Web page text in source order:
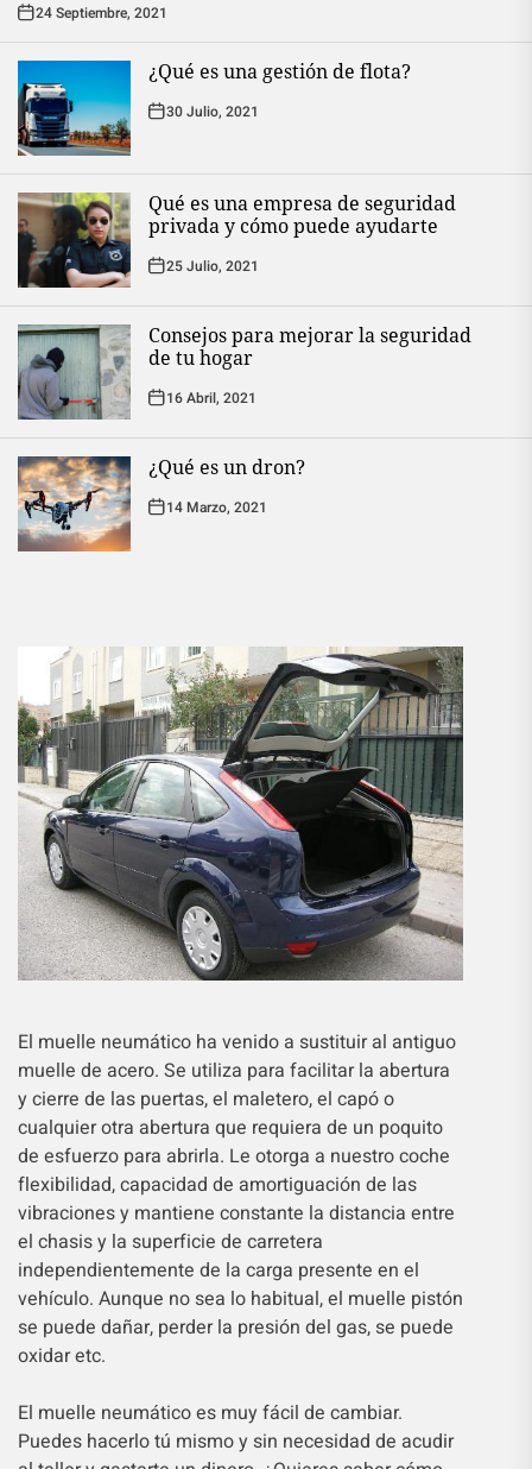
24 Septiembre, 2021
¿Qué es una gestión de flota?
30 Julio, 2021
Qué es una empresa de seguridad
privada y cómo puede ayudarte
25 Julio, 2021
Consejos para mejorar la seguridad
de tu hogar
16 Abril, 2021
¿Qué es un dron?
14 Marzo, 2021
El muelle neumático ha venido a sustituir al antiguo
muelle de acero. Se utiliza para facilitar la abertura
y cierre de las puertas, el maletero, el capó o
cualquier otra abertura que requiera de un poquito
de esfuerzo para abrirla. Le otorga a nuestro coche
flexibilidad, capacidad de amortiguación de las
vibraciones y mantiene constante la distancia entre
el chasis y la superficie de carretera
independientemente de la carga presente en el
vehículo. Aunque no sea lo habitual, el muelle pistón
se puede dañar, perder la presión del gas, se puede
oxidar etc.
El muelle neumático es muy fácil de cambiar.
Puedes hacerlo tú mismo y sin necesidad de acudir